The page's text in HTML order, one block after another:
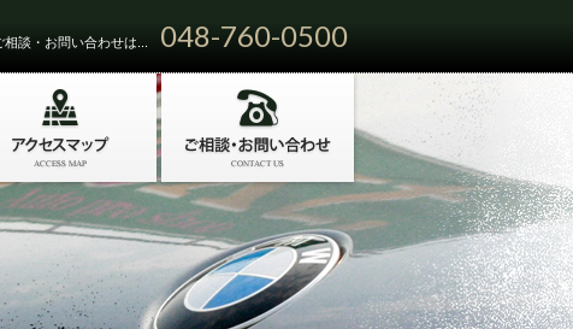
談・お問い合わせは... 048-760-0500